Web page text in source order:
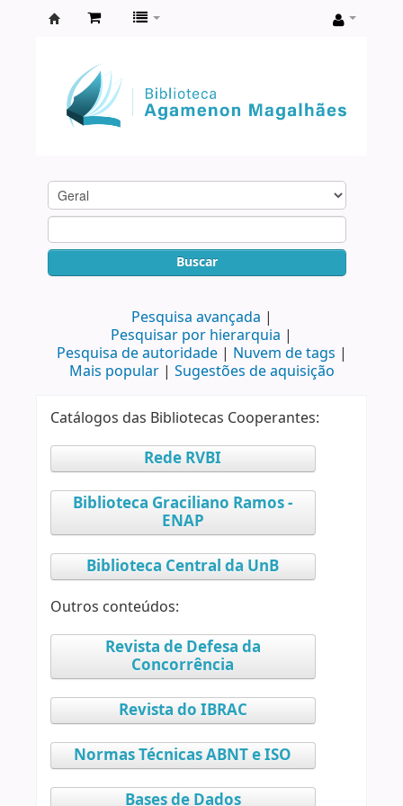
Agamenon
Magalhães
Buscar
Pesquisa avançada
Pesquisar por hierarquia
Pesquisa de autoridade
Nuvem de tags
Mais popular
Sugestões de aquisição
Catálogos das Bibliotecas Cooperantes:
Rede RVBI
Biblioteca Graciliano Ramos -
ENAP
Biblioteca Central da UnB
Outros conteúdos:
Revista de Defesa da
Concorrência
Revista do IBRAC
Normas Técnicas ABNT e ISO
Bases de Dados